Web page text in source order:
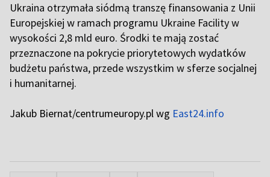
Ukraina otrzymała siódmą transzę finansowania z Unii
Europejskiej w ramach programu Ukraine Facility w
wysokości 2,8 mld euro. Środki te mają zostać
przeznaczone na pokrycie priorytetowych wydatków
budżetu państwa, przede wszystkim w sferze socjalnej
i humanitarnej.
Jakub Biernat/centrumeuropy.pl wg East24.info